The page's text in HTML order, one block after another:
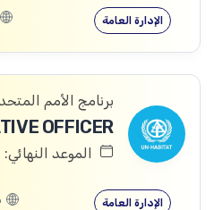
الإدارة العامة
برنامج الأمم
الموعد النهائي: 06/08/2026
الإدارة العامة